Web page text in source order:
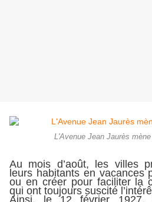
L'Avenue Jean Jaurès
Au mois d’août, les villes
leurs habitants en vacances
ou en créer pour faciliter la
qui ont toujours suscité